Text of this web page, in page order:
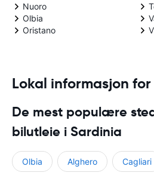
Nuoro
Olbia
Oristano
Lokal informasjon
De mest populære
bilutleie i Sardinia
Olbia Alghero Cagliari